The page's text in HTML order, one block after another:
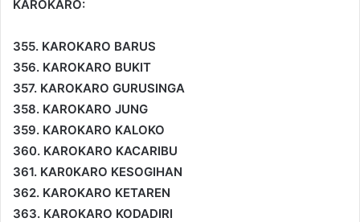
KAROKARO:
355. KAROKARO BARUS
356. KAROKARO BUKIT
357. KAROKARO GURUSINGA
358. KAROKARO JUNG
359. KAROKARO KALOKO
360. KAROKARO KACARIBU
361. KAR0KARO KESOGIHAN
362. KAROKARO KETAREN
363. KAROKARO KODADIRI